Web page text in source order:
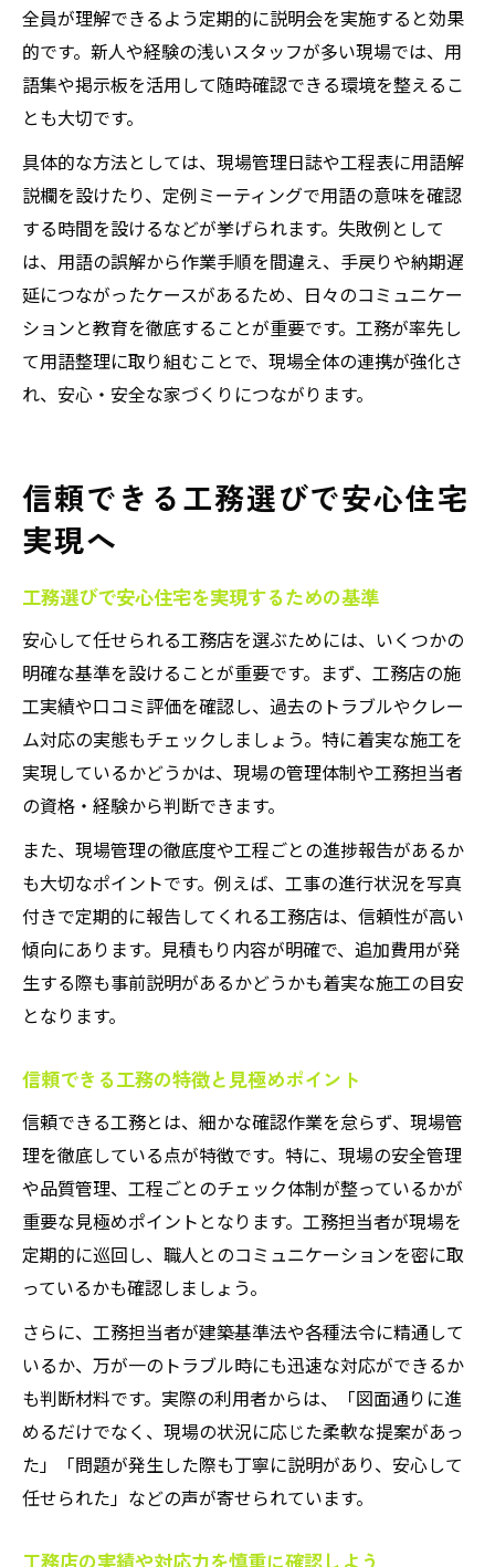
全員が理解できるよう定期的に説明会を実施すると効果
的です。新人や経験の浅いスタッフが多い現場では、用
語集や掲示板を活用して随時確認できる環境を整えるこ
とも大切です。
具体的な方法としては、現場管理日誌や工程表に用語解
説欄を設けたり、定例ミーティングで用語の意味を確認
する時間を設けるなどが挙げられます。失敗例として
は、用語の誤解から作業手順を間違え、手戻りや納期遅
延につながったケースがあるため、日々のコミュニケー
ションと教育を徹底することが重要です。工務が率先し
て用語整理に取り組むことで、現場全体の連携が強化さ
れ、安心・安全な家づくりにつながります。
信頼できる工務選びで安心住宅
実現へ
工務選びで安心住宅を実現するための基準
安心して任せられる工務店を選ぶためには、いくつかの
明確な基準を設けることが重要です。まず、工務店の施
工実績や口コミ評価を確認し、過去のトラブルやクレー
ム対応の実態もチェックしましょう。特に着実な施工を
実現しているかどうかは、現場の管理体制や工務担当者
の資格・経験から判断できます。
また、現場管理の徹底度や工程ごとの進捗報告があるか
も大切なポイントです。例えば、工事の進行状況を写真
付きで定期的に報告してくれる工務店は、信頼性が高い
傾向にあります。見積もり内容が明確で、追加費用が発
生する際も事前説明があるかどうかも着実な施工の目安
となります。
信頼できる工務の特徴と見極めポイント
信頼できる工務とは、細かな確認作業を怠らず、現場管
理を徹底している点が特徴です。特に、現場の安全管理
や品質管理、工程ごとのチェック体制が整っているかが
重要な見極めポイントとなります。工務担当者が現場を
定期的に巡回し、職人とのコミュニケーションを密に取
っているかも確認しましょう。
さらに、工務担当者が建築基準法や各種法令に精通して
いるか、万が一のトラブル時にも迅速な対応ができるか
も判断材料です。実際の利用者からは、「図面通りに進
めるだけでなく、現場の状況に応じた柔軟な提案があっ
た」「問題が発生した際も丁寧に説明があり、安心して
任せられた」などの声が寄せられています。
工務店の実績や対応力を慎重に確認しよう